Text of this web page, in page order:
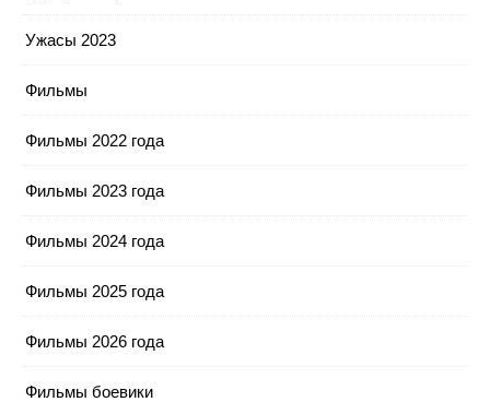
Ужасы 2023
Фильмы
Фильмы 2022 года
Фильмы 2023 года
Фильмы 2024 года
Фильмы 2025 года
Фильмы 2026 года
Фильмы боевики